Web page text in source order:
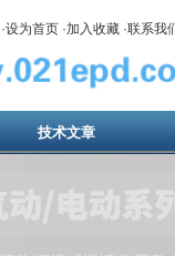
·设为首页 ·加入收藏 ·联系我
技术文章